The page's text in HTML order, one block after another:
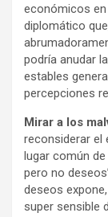
económicos en
diplomático
podría anudar
estables
percepciones
Mirar a los
reconsiderar el
lugar común
pero no
deseos
super sensible